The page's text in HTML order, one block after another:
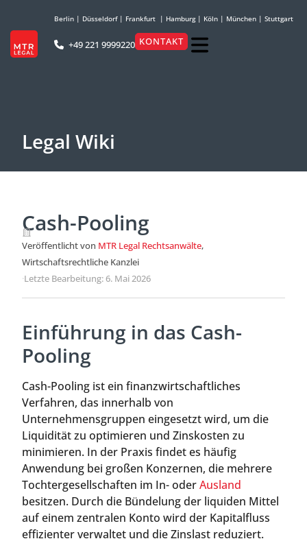
Berlin | Düsseldorf| Frankfurt | Hamburg| Köln | München | Stuttgart
+49 221 9999220 KONTAKT
Legal Wiki
Cash-Pooling
Veröffentlicht von MTR Legal Rechtsanwälte,
Wirtschaftsrechtliche Kanzlei
·Letzte Bearbeitung: 6. Mai 2026
Einführung in das Cash-
Pooling
Cash-Pooling ist ein finanzwirtschaftliches
Verfahren, das innerhalb von
Unternehmensgruppen eingesetzt wird, um die
Liquidität zu optimieren und Zinskosten zu
minimieren. In der Praxis findet es häufig
Anwendung bei großen Konzernen, die mehrere
Tochtergesellschaften im In- oderAusland
besitzen. Durch die Bündelung der liquiden Mittel
auf einem zentralen Konto wird der Kapitalfluss
effizienter verwaltet und die Zinslast reduziert.